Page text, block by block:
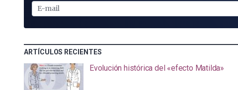
E-
MAIL
ARTÍCULOS RECIENTES
Evolución histórica del «efecto Matilda»